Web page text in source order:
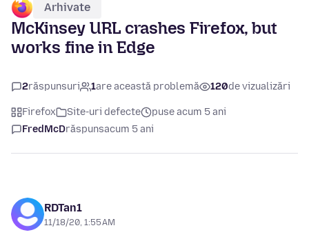
Arhivate
McKinsey URL crashes Firefox, but
works fine in Edge
2răspunsuri 1are această problemă 120de vizualizări
Firefox Site-uri defecte
puse acum 5 ani
FredMcDrăspunsacum 5 ani
RDTan1
11/18/20, 1:55 AM